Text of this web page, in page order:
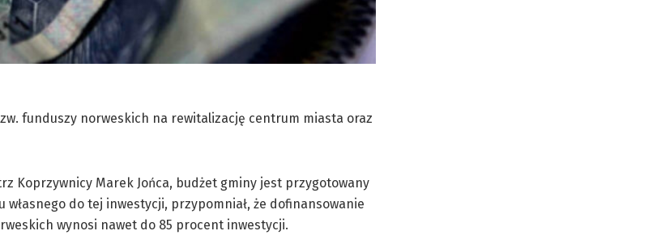
funduszy norweskich na rewitalizację centrum miasta oraz
Koprzywnicy Marek Jońca, budżet gminy jest przygotowany
własnego do tej inwestycji, przypomniał, że dofinansowanie
wynosi nawet do 85 procent inwestycji.